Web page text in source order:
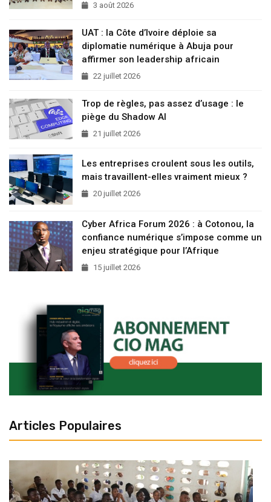
3 août 2026
UAT : la Côte d’Ivoire déploie sa
diplomatie numérique à Abuja pour
affirmer son leadership africain
22 juillet 2026
Trop de règles, pas assez d’usage : le
piège du Shadow AI
21 juillet 2026
Les entreprises croulent sous les outils,
mais travaillent-elles vraiment mieux ?
20 juillet 2026
Cyber Africa Forum 2026 : à Cotonou, la
confiance numérique s’impose comme un
enjeu stratégique pour l’Afrique
15 juillet 2026
Articles Populaires